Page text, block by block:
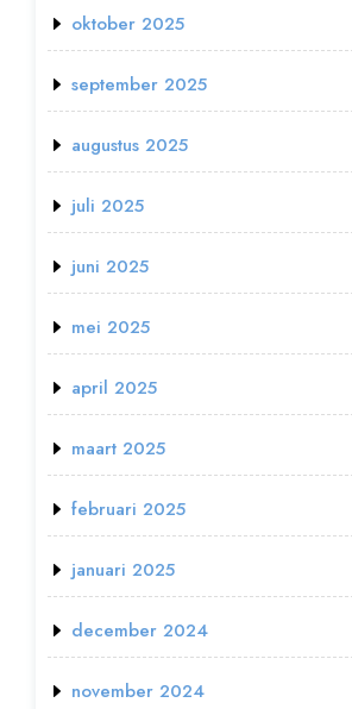
oktober 2025
september 2025
augustus 2025
juli 2025
juni 2025
mei 2025
april 2025
maart 2025
februari 2025
januari 2025
december 2024
november 2024